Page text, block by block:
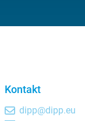
Kontakt
dipp@dipp.eu